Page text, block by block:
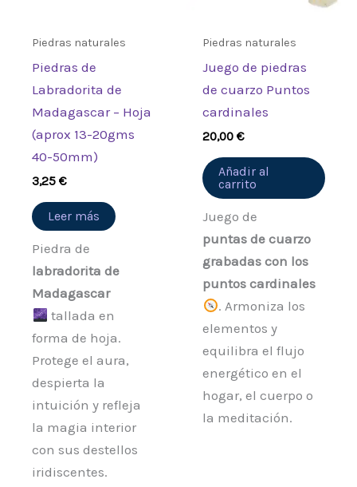
Piedras naturales
Piedras de
Labradorita de
Madagascar – Hoja
(aprox 13-20gms
40-50mm)
3,25€
Leer más
Piedra de
labradorita de
Madagascar
tallada en
forma de hoja.
Protege el aura,
despierta la
intuición y refleja
la magia interior
con sus destellos
iridiscentes.
Piedras naturales
Juego de piedras
de cuarzo Puntos
cardinales
20,00€
Añadir al
carrito
Juego de
puntas de cuarzo
grabadas con los
puntos cardinales
. Armoniza los
elementos y
equilibra el flujo
energético en el
hogar, el cuerpo o
la meditación.